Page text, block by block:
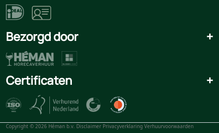
Bezorgd door +
Certificaten +
Copyright © 2026 Héman b.v. Disclaimer Privacyverklaring Verhuurvoorwaarden